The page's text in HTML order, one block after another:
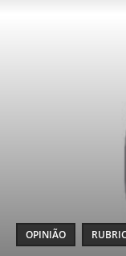
OPINIÃO